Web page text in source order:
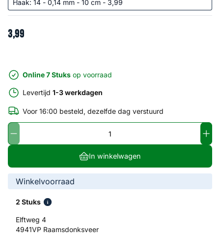
3,99
Online 7 Stuks op voorraad
Levertijd 1-3 werkdagen
Voor 16:00 besteld, dezelfde dag verstuurd
In winkelwagen
Winkelvoorraad
2 Stuks
Elftweg 4
4941VP Raamsdonksveer